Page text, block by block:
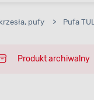
pufy > Pufa
Produkt archiwalny